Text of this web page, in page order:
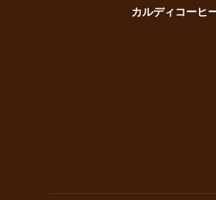
カルディコーヒ